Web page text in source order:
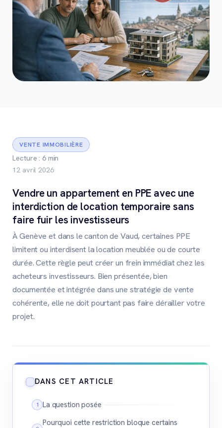
VENTE IMMOBILIÈRE
Lecture : 6 min
12 avril 2026
Vendre un appartement en PPE avec une
interdiction de location temporaire sans
faire fuir les investisseurs
À Genève et dans le canton de Vaud, certaines PPE
limitent ou interdisent la location meublée ou de courte
durée. Cette règle peut créer un frein immédiat chez les
acheteurs investisseurs. Bien présentée, bien
documentée et intégrée dans une stratégie de vente
cohérente, elle ne doit pourtant pas faire dérailler votre
projet.
DANS CET ARTICLE
La question posée
Pourquoi cette restriction bloque certains